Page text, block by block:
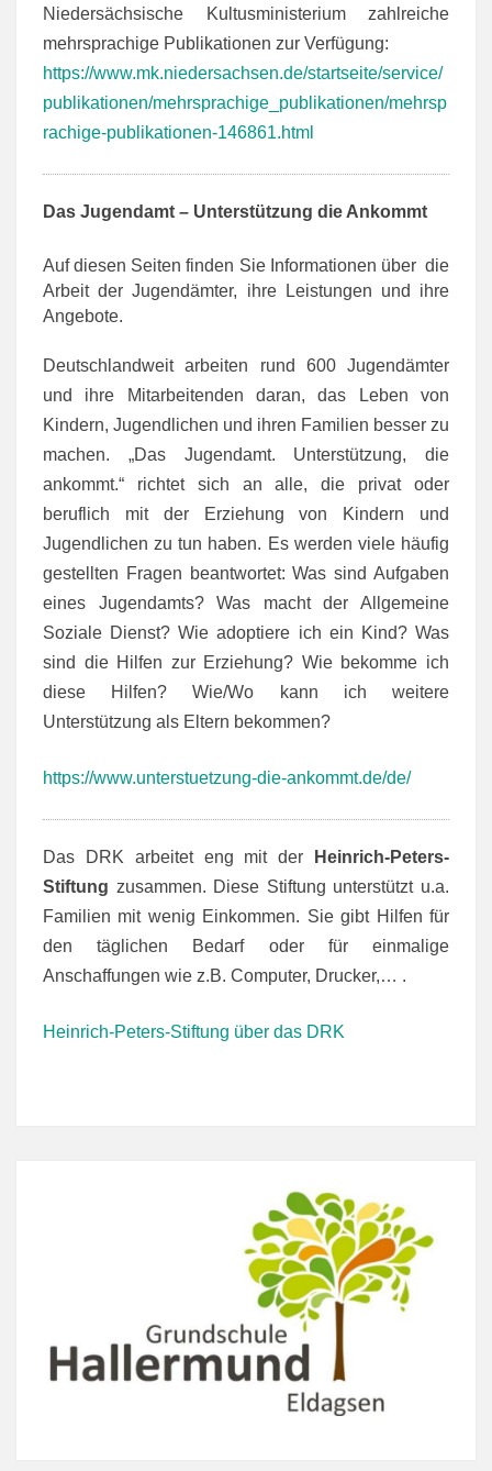
Niedersächsische Kultusministerium zahl reiche
mehrsprachige Publikationen zur Verfügung:
https://www.mk.niedersachsen.de/startseite/service/
publikationen/mehrsprachige_publikationen/mehrsp
rachige-publikationen-146861.html
Das Jugendamt – Unterstützung die Ankommt
Auf diesen Seiten finden Sie Informationen über die
Arbeit der Jugendämter, ihre Leistungen und ihre
Angebote.
Deutschlandweit arbeiten rund 600 Jugendämter
und ihre Mitarbeitenden daran, das Leben von
Kindern, Jugendlichen und ihren Familien besser zu
machen. „Das Jugendamt. Unterstützung, die
ankommt.“ richtet sich an alle, die privat oder
beruflich mit der Erziehung von Kindern und
Jugendlichen zu tun haben. Es werden viele häufig
gestellten Fragen beantwortet: Was sind Aufgaben
eines Jugendamts? Was macht der Allgemeine
Soziale Dienst? Wie adoptiere ich ein Kind? Was
sind die Hilfen zur Erziehung? Wie bekomme ich
diese Hilfen? Wie/Wo kann ich weitere
Unterstützung als Eltern bekommen?
https://www.unterstuetzung-die-ankommt.de/de/
Das DRK arbeitet eng mit der
Heinrich-Peters-
Stiftung zusammen. Diese Stiftung unterstützt u.a.
Familien mit wenig Einkommen. Sie gibt Hilfen für
den täglichen Bedarf oder für einmalige
Anschaffungen wie z.B. Computer, Drucker,… .
Heinrich-Peters-Stiftung über das DRK